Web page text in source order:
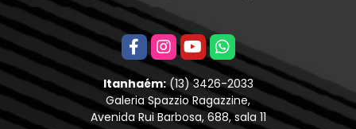
Itanhaém:(13) 3426-2033
Galeria Spazzio Ragazzine,
Avenida Rui Barbosa, 688, sala 11